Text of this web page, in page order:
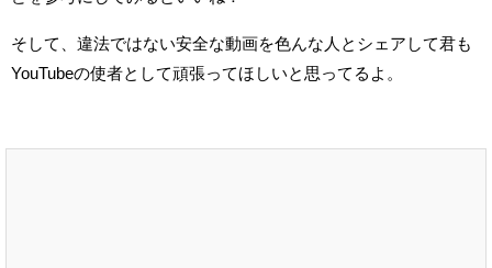
そして、違法ではない安全な動画を色んな人とシェアして君も
YouTubeの使者として頑張ってほしいと思ってるよ。